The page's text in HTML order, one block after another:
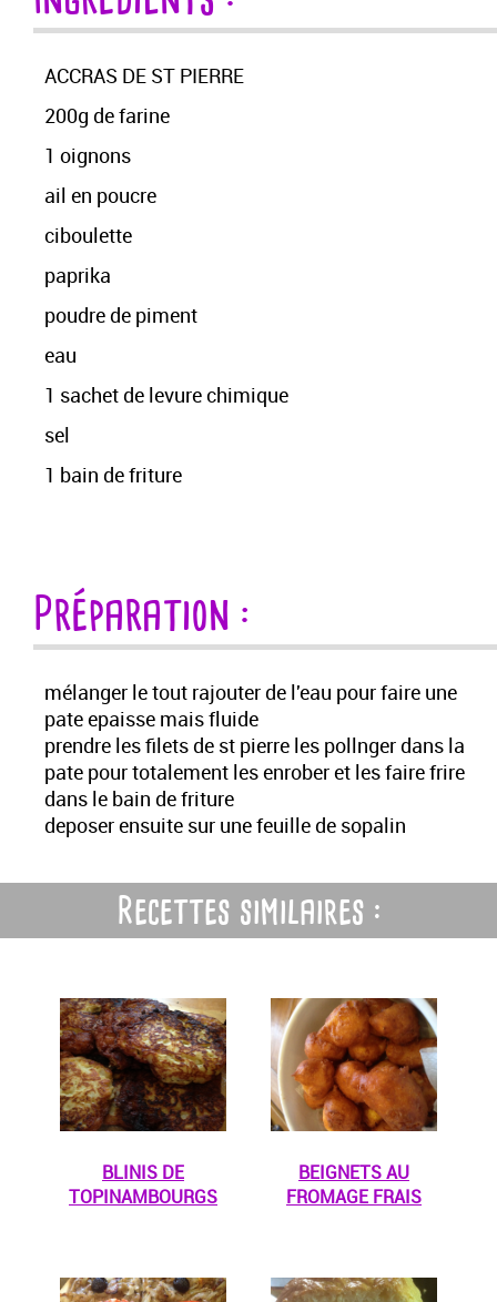
ACCRAS DE ST PIERRE
200g de farine
1 oignons
ail en poucre
ciboulette
paprika
poudre de piment
eau
1 sachet de levure chimique
sel
1 bain de friture
Préparation :
mélanger le tout rajouter de l'eau pour faire une
pate epaisse mais fluide
prendre les filets de st pierre les pollnger dans la
pate pour totalement les enrober et les faire frire
dans le bain de friture
deposer ensuite sur une feuille de sopalin
Recettes similaires :
BLINIS DE
TOPINAMBOURGS
BEIGNETS AU
FROMAGE FRAIS